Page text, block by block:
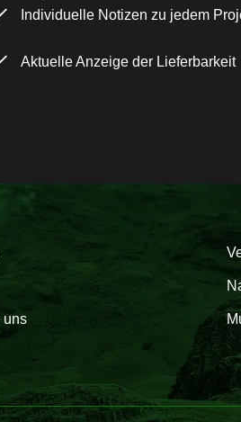
Individuelle Notizen zu jedem
Aktuelle Anzeige der Lieferbarkeit
uns